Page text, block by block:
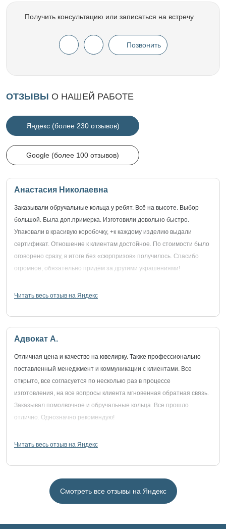
Получить консультацию или записаться на встречу
Позвонить
ОТЗЫВЫ О НАШЕЙ РАБОТЕ
Яндекс (более 230 отзывов)
Google (более 100 отзывов)
Анастасия Николаевна
Заказывали обручальные кольца у ребят. Всё на высоте. Выбор
большой. Была доп.примерка. Изготовили довольно быстро.
Упаковали в красивую коробочку, +к каждому изделию выдали
сертификат. Отношение к клиентам достойное. По стоимости было
оговорено сразу, в итоге без «сюрпризов» получилось. Спасибо
огромное, обязательно придём за другими украшениями!
Читать весь отзыв на Яндекс
Адвокат А.
Отличная цена и качество на ювелирку. Также профессионально
поставленный менеджмент и коммуникации с клиентами. Все
открыто, все согласуется по несколько раз в процессе
изготовления, на все вопросы клиента мгновенная обратная связь.
Заказывал помолвочное и обручальные кольца. Все прошло
отлично. Однозначно рекомендую!
Читать весь отзыв на Яндекс
Смотреть все отзывы на Яндекс